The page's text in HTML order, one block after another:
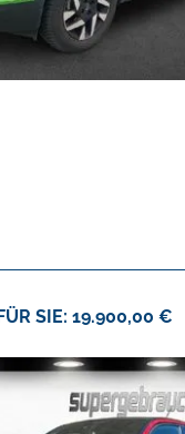
SIE: 19.900,00 €